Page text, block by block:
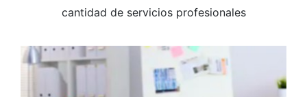
cantidad de servicios profesionales